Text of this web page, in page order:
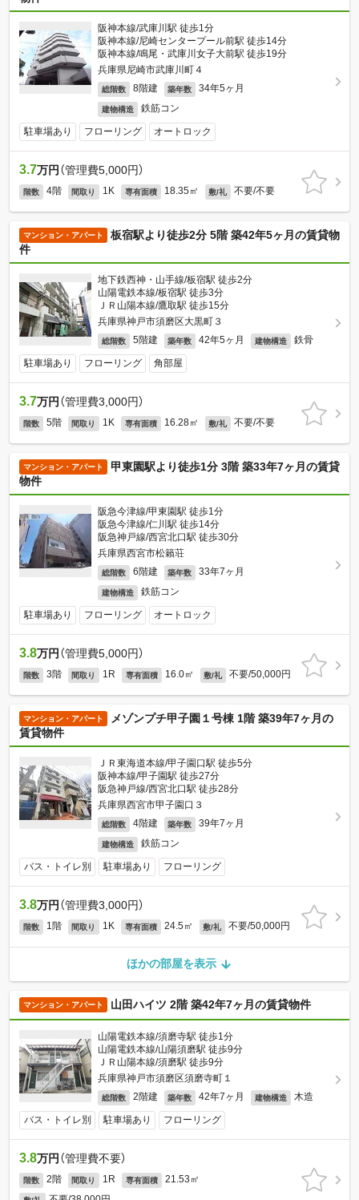
阪神本線/武庫川駅 徒歩1分
阪神本線/尼崎センタープール前駅 徒歩14分
阪神本線/鳴尾・武庫川女子大前駅 徒歩19分
兵庫県尼崎市武庫川町４
総階数 8階建 築年数 34年5ヶ月
建物構造 鉄筋コン
駐車場あり フローリング オートロック
3.7万円 （管理費5,000円）
階数 4階 間取り 1K 専有面積 18.35㎡ 敷/礼 不要/不要
マンション・アパート
板宿駅より徒歩2分 5階 築42年5ヶ月の賃貸物
件
地下鉄西神・山手線/板宿駅 徒歩2分
山陽電鉄本線/板宿駅 徒歩3分
ＪＲ山陽本線/鷹取駅 徒歩15分
兵庫県神戸市須磨区大黒町３
総階数 5階建 築年数 42年5ヶ月 建物構造 鉄骨
駐車場あり フローリング 角部屋
3.7万円 （管理費3,000円）
階数 5階 間取り 1K 専有面積 16.28㎡ 敷/礼 不要/不要
マンション・アパート
甲東園駅より徒歩1分 3階 築33年7ヶ月の賃貸
物件
阪急今津線/甲東園駅 徒歩1分
阪急今津線/仁川駅 徒歩14分
阪急神戸線/西宮北口駅 徒歩30分
兵庫県西宮市松籟荘
総階数 6階建 築年数 33年7ヶ月
建物構造 鉄筋コン
駐車場あり フローリング オートロック
3.8万円 （管理費5,000円）
階数 3階 間取り 1R 専有面積 16.0㎡ 敷/礼 不要/50,000円
マンション・アパート
メゾンプチ甲子園１号棟 1階 築39年7ヶ月の
賃貸物件
ＪＲ東海道本線/甲子園口駅 徒歩5分
阪神本線/甲子園駅 徒歩27分
阪急神戸線/西宮北口駅 徒歩28分
兵庫県西宮市甲子園口３
総階数 4階建 築年数 39年7ヶ月
建物構造 鉄筋コン
バス・トイレ別 駐車場あり フローリング
3.8万円 （管理費3,000円）
階数 1階 間取り 1K 専有面積 24.5㎡ 敷/礼 不要/50,000円
ほかの部屋を表示
マンション・アパート 山田ハイツ 2階 築42年7ヶ月の賃貸物件
山陽電鉄本線/須磨寺駅 徒歩1分
山陽電鉄本線/山陽須磨駅 徒歩9分
ＪＲ山陽本線/須磨駅 徒歩9分
兵庫県神戸市須磨区須磨寺町１
総階数 2階建 築年数 42年7ヶ月 建物構造 木造
バス・トイレ別 駐車場あり フローリング
3.8万円 （管理費不要）
階数 2階 間取り 1R 専有面積 21.53㎡